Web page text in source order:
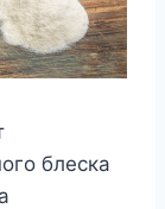
блeска